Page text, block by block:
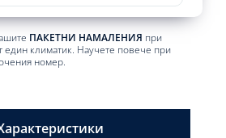
ПАКЕТНИ НАМАЛЕНИЯ при
един климатик. Научете повече при
номер.